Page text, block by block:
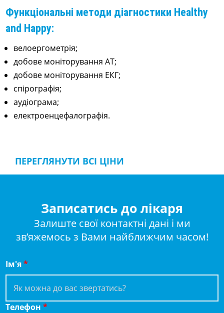
Функціональні методи діагностики Healthy
and Happy:
велоергометрія;
добове моніторування АТ;
добове моніторування ЕКГ;
спірографія;
аудіограма;
електроенцефалографія.
ПЕРЕГЛЯНУТИ ВСІ ЦІНИ
Записатись до лікаря
Залиште свої контактні дані і ми
зв’яжемось з Вами найближчим часом!
Ім'я*
Телефон*